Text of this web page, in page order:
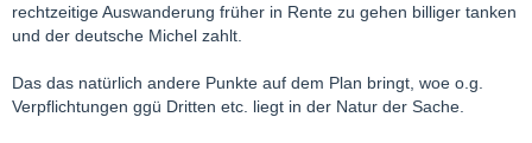
rechtzeitige Auswanderung früher in Rente zu gehen billiger tanken
und der deutsche Michel zahlt.
Das das natürlich andere Punkte auf dem Plan bringt, woe o.g.
Verpflichtungen ggü Dritten etc. liegt in der Natur der Sache.